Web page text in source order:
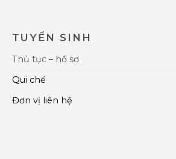
TUYỂN SINH
Thủ tục – hồ sơ
Qui chế
Đơn vị liên hệ